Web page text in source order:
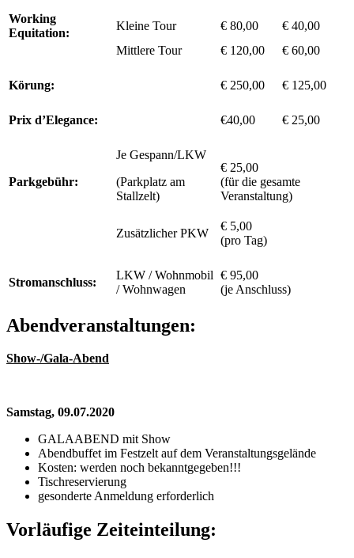
Working
Equitation:
Kleine Tour € 80,00
€ 40,00
Mittlere Tour
€ 120,00 € 60,00
Körung: € 250,00 € 125,00
Prix d’Elegance: €40,00 € 25,00
Parkgebühr:
Je Gespann/LKW
(Parkplatz am
Stallzelt)
€ 25,00
(für die gesamte
Veranstaltung)
Zusätzlicher PKW
€ 5,00
(pro Tag)
Stromanschluss:
LKW / Wohnmobil
/ Wohnwagen
€ 95,00
(je Anschluss)
Abendveranstaltungen:
Show-/Gala-Abend
Samstag, 09.07.2020
GALAABEND mit Show
Abendbuffet im Festzelt auf dem Veranstaltungsgelände
Kosten: werden noch bekanntgegeben!!!
Tischreservierung
gesonderte Anmeldung erforderlich
Vorläufige Zeiteinteilung: